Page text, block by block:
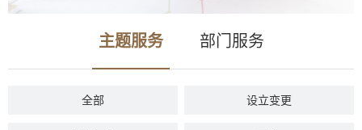
主题服务 部门服务
全部 设立变更